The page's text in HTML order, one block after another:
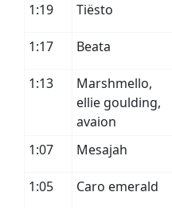
1:19 Tiësto
1:17 Beata
1:13
Marshmello,
ellie goulding,
avaion
1:07 Mesajah
1:05 Caro emerald